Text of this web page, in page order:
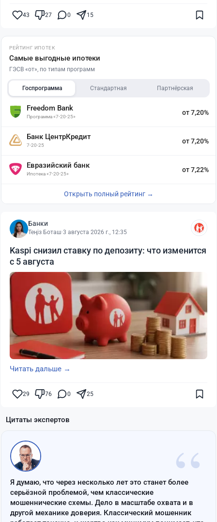
43 27 0 15
РЕЙТИНГ ИПОТЕК
Самые выгодные ипотеки
ГЭСВ «от», по типам программ
Госпрограмма Стандартная Партнёрская
Freedom Bank
Программа «7-20-25»
от 7,20%
Банк ЦентрКредит
7-20-25
от 7,20%
Евразийский банк
Ипотека «7-20-25»
от 7,22%
Открыть полный рейтинг →
Банки
Теңіз Боташ·3 августа 2026 г., 12:35
Kaspi снизил ставку по депозиту: что изменится
с 5 августа
Читать дальше →
29 76 0 25
Цитаты экспертов
“
Я думаю, что через несколько лет это станет более
серьёзной проблемой, чем классические
мошеннические схемы. Дело в масштабе охвата и в
другой механике доверия. Классический мошенник